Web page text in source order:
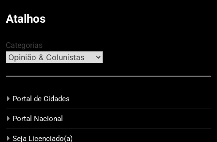
Atalhos
Categorias
Portal de Cidades
Portal Nacional
Seja Licenciado(a)